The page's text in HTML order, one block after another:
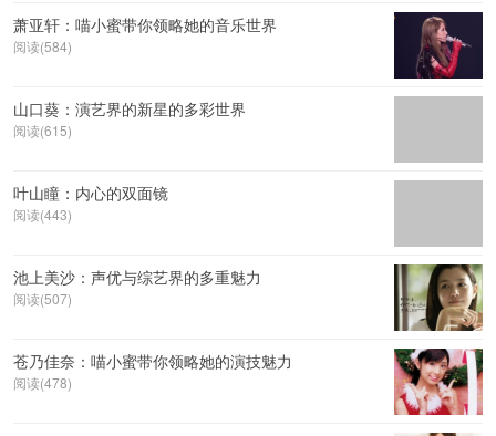
萧亚轩：喵小蜜带你领略她的音乐世界
阅读(584)
山口葵：演艺界的新星的多彩世界
阅读(615)
叶山瞳：内心的双面镜
阅读(443)
池上美沙：声优与综艺界的多重魅力
阅读(507)
苍乃佳奈：喵小蜜带你领略她的演技魅力
阅读(478)